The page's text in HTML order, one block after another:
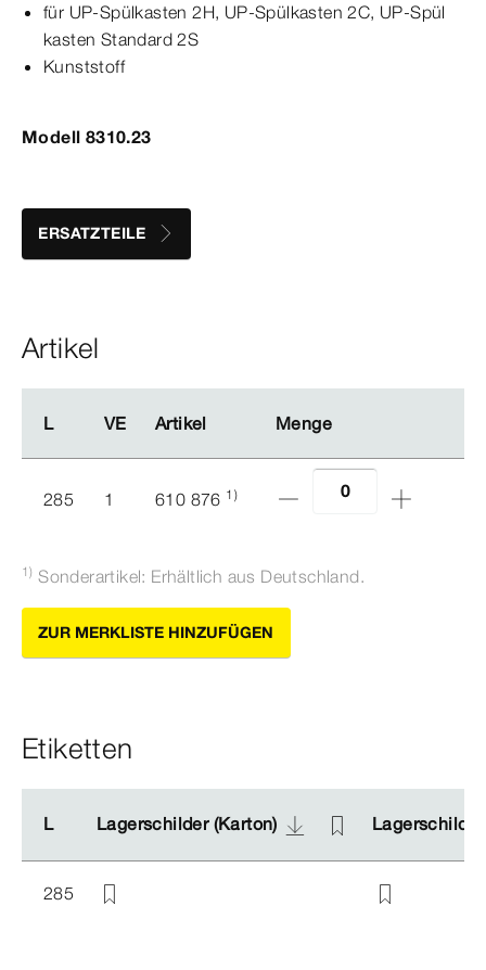
für UP-​Spül­kasten 2H, UP-​Spül­kasten 2C, UP-​Spül­
kasten Standard 2S
Kunststoff
Modell 8310.23
ERSATZTEILE
Artikel
L VE Artikel Menge
L VE Artikel Menge
285 1 610 876 1)
1) Sonderartikel: Erhältlich aus Deutschland.
ZUR MERKLISTE HINZUFÜGEN
Etiketten
L Lagerschilder (Karton)
L Lagerschilder (Karton)
285